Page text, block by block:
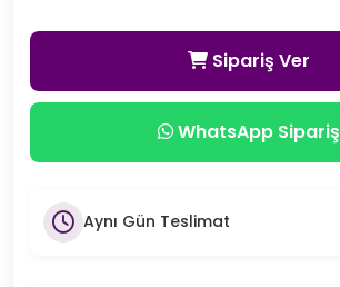
Sipariş Ver
WhatsApp Sipariş
Aynı Gün Teslimat